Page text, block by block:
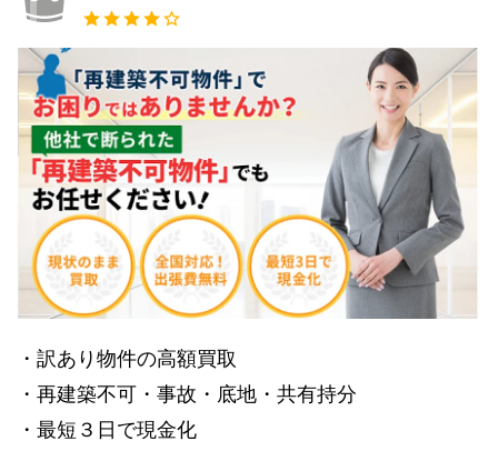
・訳あり物件の高額買取
・再建築不可・事故・底地・共有持分
・最短３日で現金化